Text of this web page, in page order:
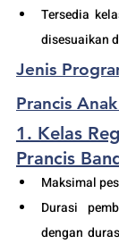
Tersedia
disesuaikan
Jenis
Prancis
1. Kelas
Prancis
Maksimal
Durasi
dengan